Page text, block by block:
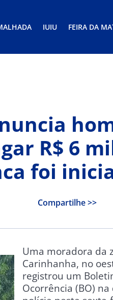
IUIU FEIRA DA
R$ 6
foi
Compartilhe >>
Uma moradora da
Carinhanha, no
registrou um
Ocorrência (BO)